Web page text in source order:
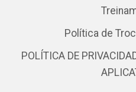
Política de
POLÍTICA DE